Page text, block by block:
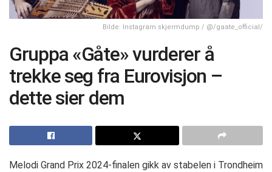
Bilde: Instagram skjermdump / @/gaate_official/
Gruppa «Gåte» vurderer å
trekke seg fra Eurovisjon –
dette sier dem
Melodi Grand Prix 2024-finalen gikk av stabelen i Trondheim